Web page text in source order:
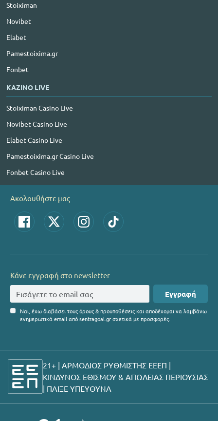
Stoiximan
Novibet
Elabet
Pamestoixima.gr
Fonbet
ΚΑΖΙΝΟ LIVE
Stoiximan Casino Live
Novibet Casino Live
Elabet Casino Live
Pamestoixima.gr Casino Live
Fonbet Casino Live
Ακολουθήστε μας
Κάνε εγγραφή στο newsletter
Εγγραφή
Ναι, έχω διαβάσει τους όρους & προυποθέσεις και αποδέχομαι να λαμβάνω
ενημερωτικά email από sentragoal.gr σχετικά με προσφορές.
21+ | ΑΡΜΟΔΙΟΣ ΡΥΘΜΙΣΤΗΣ ΕΕΕΠ |
ΚΙΝΔΥΝΟΣ ΕΘΙΣΜΟΥ & ΑΠΩΛΕΙΑΣ ΠΕΡΙΟΥΣΙΑΣ
| ΠΑΙΞΕ ΥΠΕΥΘΥΝΑ